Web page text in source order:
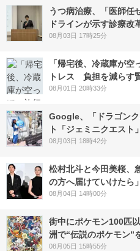
うつ病治療、「医師
ドラインが示す診療改
08月03日 17時25分
「帰宅後、冷蔵庫が
トレス 負担を減らす
08月01日 20時33分
Google、「ドラゴン
ト「ジェミニクエスト
08月03日 18時42分
松村北斗と今田美桜、
の方へ届けていけたら」
08月04日 14時00分
街中にポケモン100匹
洲で“伝説のポケモン”
08月05日 15時55分